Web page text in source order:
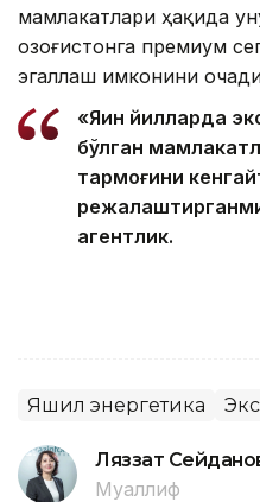
мамлакатлари ҳақида
Қозоғистонга премиум
эгаллаш имконини
«Яқин йилларда
бўлган
тармоғини
агентлик.
Яшил энергетика
Ляззат
Муаллиф